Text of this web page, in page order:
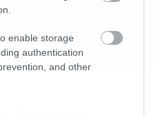
enable storage
authentication
and other
υπεύθυνος για τα
δίσκων, έχει τους
CHAOSTAR.